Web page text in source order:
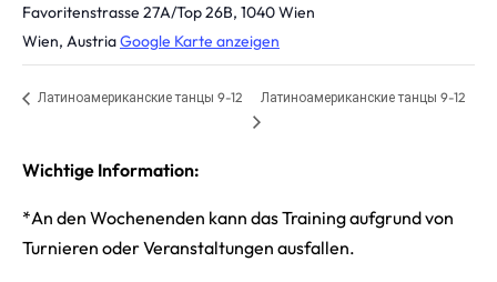
Favoritenstrasse 27A/Top 26B, 1040 Wien
Wien, AustriaGoogle Karte anzeigen
Латиноамериканские танцы 9-12 Латиноамериканские танцы 9-12
Wichtige Information:
*An den Wochenenden kann das Training aufgrund von
Turnieren oder Veranstaltungen ausfallen.